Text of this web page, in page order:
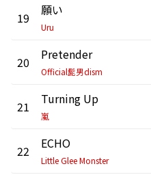
19 願い
Uru
20 Pretender
Official髭男dism
21 Turning Up
嵐
22 ECHO
Little Glee Monster